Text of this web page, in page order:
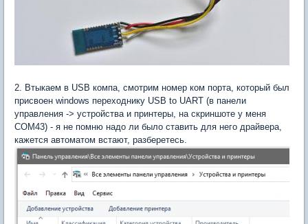
2. Втыкаем в USB компа, смотрим номер ком порта, который был
присвоен windows переходнику USB to UART (в панели
управления -> устройства и принтеры, на скриншоте у меня
COM43) - я не помню надо ли было ставить для него драйвера,
кажется автоматом встают, разберетесь.